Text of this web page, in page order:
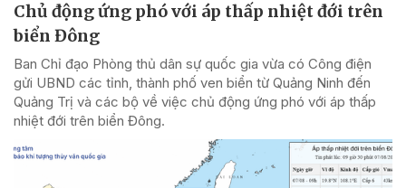
Chủ động ứng phó với áp thấp nhiệt đới trên
biển Đông
Ban Chỉ đạo Phòng thủ dân sự quốc gia vừa có Công điện
gửi UBND các tỉnh, thành phố ven biển từ Quảng Ninh đến
Quảng Trị và các bộ về việc chủ động ứng phó với áp thấp
nhiệt đới trên biển Đông.